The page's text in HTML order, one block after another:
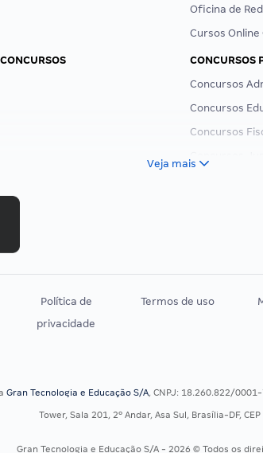
Oficina de
Cursos
CONCURSOS
Concursos
Concursos
Concursos
Residência
Veja mais
Política de
privacidade
Termos de uso
Gran Tecnologia e Educação S/A, CNPJ: 18.260.822/
Tower, Sala 201, 2º Andar, Asa Sul, Brasília-DF,
Gran Tecnologia e Educação S/A - 2026 © Todos os